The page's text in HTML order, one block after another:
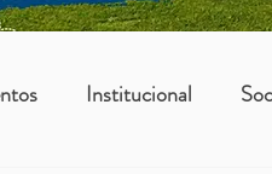
Institucional